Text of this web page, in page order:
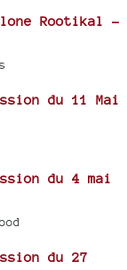
Rootikal -
du 11 Mai
du 4 mai
du 27